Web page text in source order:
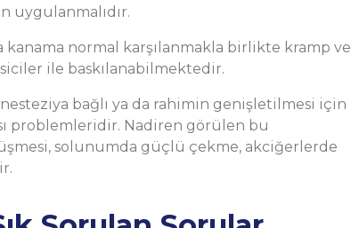
uygulanmalıdır.
kanama normal karşılanmakla birlikte kramp ve
ile baskılanabilmektedir.
bağlı ya da rahimin genişletilmesi için
problemleridir. Nadiren görülen bu
solunumda güçlü çekme, akciğerlerde